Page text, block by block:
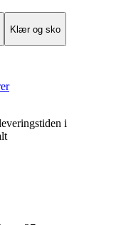
Klær og sko
i